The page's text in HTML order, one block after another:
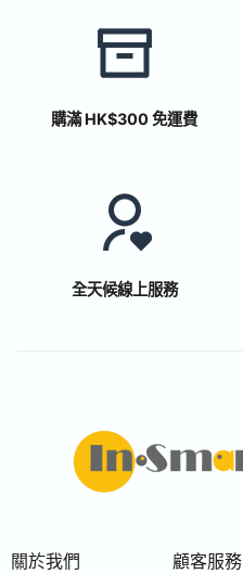
購滿 HK$300 免運費
全天候線上服務
關於我們 顧客服務